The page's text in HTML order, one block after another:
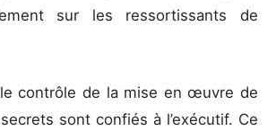
sur les ressortissants de
contrôle de la mise en œuvre de
sont confiés à l’exécutif. Ce